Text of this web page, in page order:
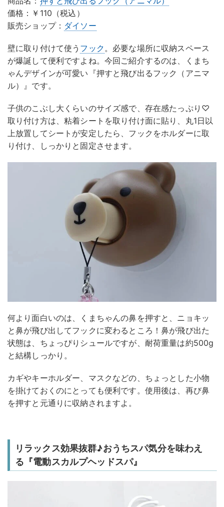
価格：￥110（税込）
販売ショップ： ダイソー
壁に取り付けて使う フック。必要な場所に収納スペース
が爆誕して便利ですよね。今回ご紹介するのは、くまち
ゃんデザインが可愛い『押すと飛び出るフック（アニマ
ル）』です。
子供のこぶし大くらいのサイズ感で、存在感たっぷり♡
取り付け方は、粘着シートを取り付け面に貼り、丸1日以
上放置してシートが安定したら、フックをホルダーに取
り付け、しっかりと固定させます。
何より面白いのは、くまちゃんの鼻を押すと、ニョキッ
と鼻が飛び出してフックに変わるところ！鼻が飛び出た
状態は、ちょっぴりシュールですが、耐荷重量は約500g
と結構しっかり。
カギやキーホルダー、マスクなどの、ちょっとした小物
を掛けておくのにとっても便利です。使用後は、再び鼻
を押すと元通りに収納されますよ。
リラックス効果抜群♪おうちスパ気分を味わえ
る『電動スカルプヘッドスパ』